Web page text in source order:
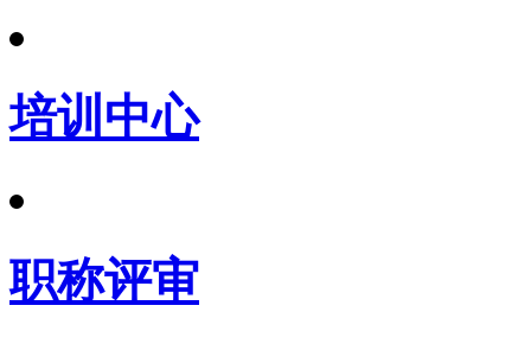
培训中心
职称评审